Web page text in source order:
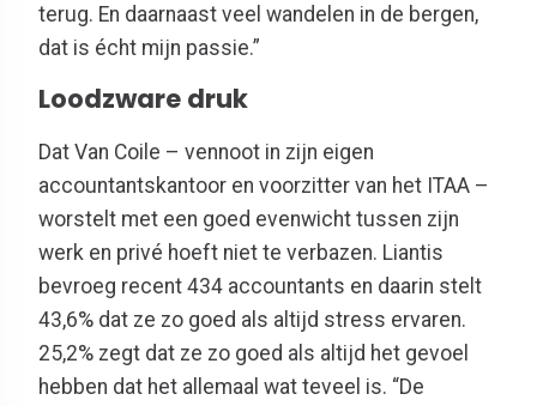
terug. En daarnaast veel wandelen in de bergen,
dat is écht mijn passie.”
Loodzware druk
Dat Van Coile – vennoot in zijn eigen
accountantskantoor en voorzitter van het ITAA –
worstelt met een goed evenwicht tussen zijn
werk en privé hoeft niet te verbazen. Liantis
bevroeg recent 434 accountants en daarin stelt
43,6% dat ze zo goed als altijd stress ervaren.
25,2% zegt dat ze zo goed als altijd het gevoel
hebben dat het allemaal wat teveel is. “De